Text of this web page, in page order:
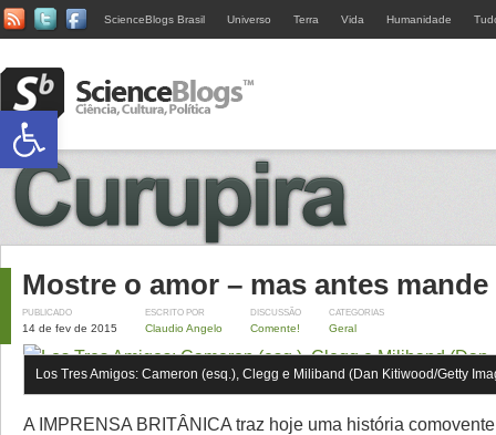
ScienceBlogs Brasil Universo Terra Vida Humanidade
Mostre o amor – mas antes
PUBLICADO
14 de fev de 2015
ESCRITO POR
Claudio Angelo
DISCUSSÃO
Comente!
CATEGORIAS
Geral
Los Tres Amigos: Cameron (esq.), Clegg e Miliband (Dan Kitiwood/Getty
A IMPRENSA BRITÂNICA traz hoje uma história
Abrir a barra de ferramentas